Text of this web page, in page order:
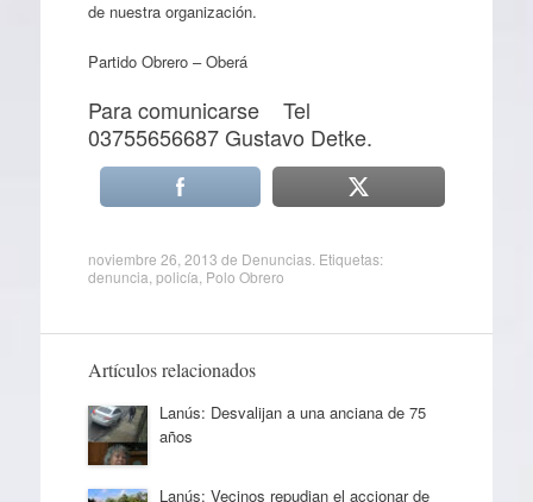
de nuestra organización.
Partido Obrero – Oberá
Para comunicarse Tel
03755656687 Gustavo Detke.
noviembre 26, 2013 de Denuncias. Etiquetas:
denuncia policía Polo Obrero
Artículos relacionados
Lanús: Desvalijan a una anciana de 75
años
Lanús: Vecinos repudian el accionar de